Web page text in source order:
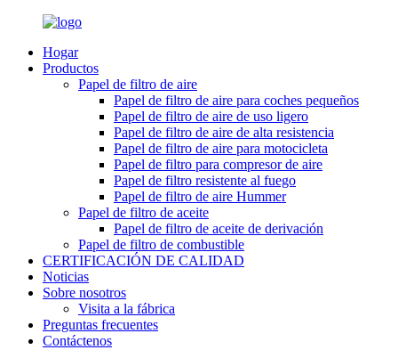
Hogar
Productos
Papel de filtro de aire
Papel de filtro de aire para coches pequeños
Papel de filtro de aire de uso ligero
Papel de filtro de aire de alta resistencia
Papel de filtro de aire para motocicleta
Papel de filtro para compresor de aire
Papel de filtro resistente al fuego
Papel de filtro de aire Hummer
Papel de filtro de aceite
Papel de filtro de aceite de derivación
Papel de filtro de combustible
CERTIFICACIÓN DE CALIDAD
Noticias
Sobre nosotros
Visita a la fábrica
Preguntas frecuentes
Contáctenos